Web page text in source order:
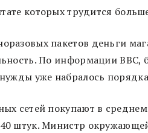
которых трудится
пакетов деньги
По информации BBC,
уже набралось
сетей покупают в
штук. Министр